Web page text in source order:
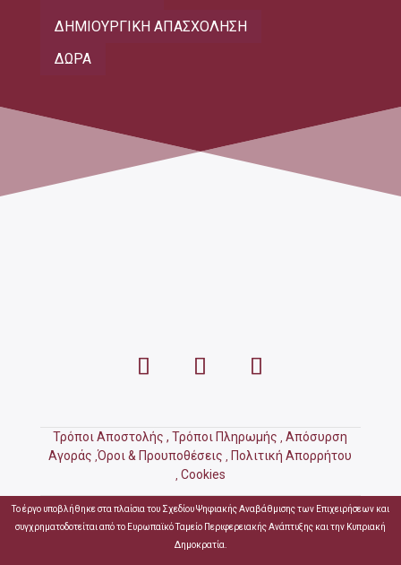
ΔΗΜΙΟΥΡΓΙΚΗ ΑΠΑΣΧΟΛΗΣΗ
ΔΩΡΑ
Τρόποι Αποστολής ,Τρόποι Πληρωμής ,Απόσυρση
Αγοράς ,Όροι & Προυποθέσεις Πολιτική Απορρήτου
Cookies
Το έργο υποβλήθηκε στα πλαίσια του Σχεδίου Ψηφιακής Αναβάθμισης των Επιχειρήσεων και
συγχρηματοδοτείται από το Ευρωπαϊκό Ταμείο Περιφερειακής Ανάπτυξης και την Κυπριακή
Δημοκρατία.